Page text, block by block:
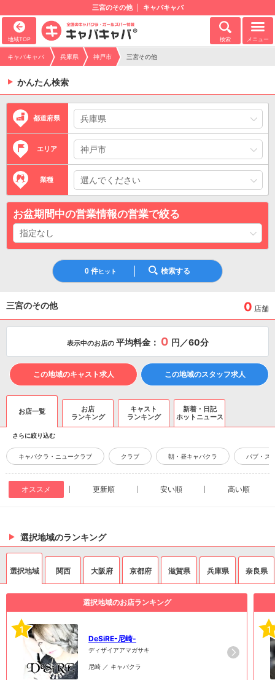
三宮のその他 キャバキャバ
地域TOP 検索 メニュー
キャバキャバ 兵庫県 神戸市 三宮その他
かんたん検索
都道府県
エリア
業種
お盆期間中の営業情報の営業で絞る
0 件ヒット 検索する
三宮のその他 0 店舗
表示中のお店の 平均料金： 0 円／60分
この地域のキャスト求人 この地域のスタッフ求人
お店一覧
お店
ランキング
キャスト
ランキング
新着・日記
ホットニュース
さらに絞り込む
キャバクラ・ニュークラブ クラブ 朝・昼キャバクラ パブ・ス
オススメ 更新順 安い順 高い順
選択地域のランキング
選択地域 関西 大阪府 京都府 滋賀県 兵庫県 奈良県
選択地域のお店ランキング
1
DeSiRE-尼崎-
ディザイアアマガサキ
尼崎 ／ キャバクラ
1